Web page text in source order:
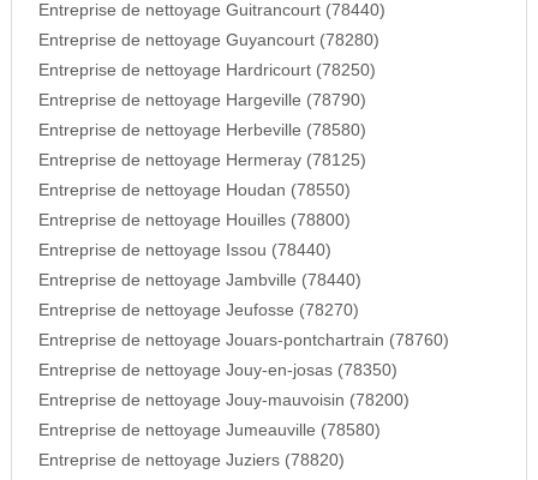
Entreprise de nettoyage Guitrancourt (78440)
Entreprise de nettoyage Guyancourt (78280)
Entreprise de nettoyage Hardricourt (78250)
Entreprise de nettoyage Hargeville (78790)
Entreprise de nettoyage Herbeville (78580)
Entreprise de nettoyage Hermeray (78125)
Entreprise de nettoyage Houdan (78550)
Entreprise de nettoyage Houilles (78800)
Entreprise de nettoyage Issou (78440)
Entreprise de nettoyage Jambville (78440)
Entreprise de nettoyage Jeufosse (78270)
Entreprise de nettoyage Jouars-pontchartrain (78760)
Entreprise de nettoyage Jouy-en-josas (78350)
Entreprise de nettoyage Jouy-mauvoisin (78200)
Entreprise de nettoyage Jumeauville (78580)
Entreprise de nettoyage Juziers (78820)